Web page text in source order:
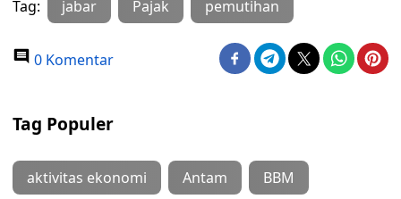
Tag: jabar Pajak pemutihan
0 Komentar
Tag Populer
aktivitas ekonomi Antam BBM